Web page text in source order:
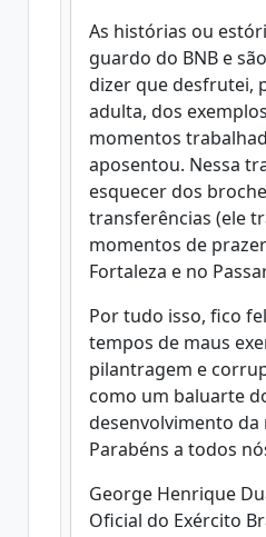
As histórias ou
guardo do BNB e
dizer que desfrutei,
adulta, dos
momentos
aposentou. Nessa
esquecer dos
transferências (ele
momentos de
Fortaleza e no
Por tudo isso, fico
tempos de maus
pilantragem e
como um baluarte
desenvolvimento da
Parabéns a todos
George Henrique
Oficial do Exército